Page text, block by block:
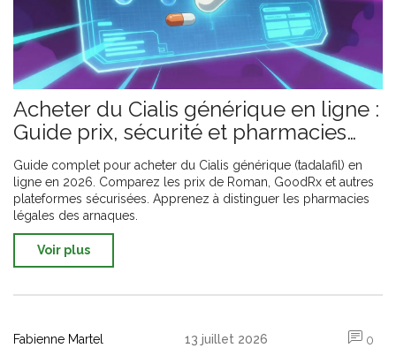
Acheter du Cialis générique en ligne :
Guide prix, sécurité et pharmacies
fiables en 2026
Guide complet pour acheter du Cialis générique (tadalafil) en
ligne en 2026. Comparez les prix de Roman, GoodRx et autres
plateformes sécurisées. Apprenez à distinguer les pharmacies
légales des arnaques.
Voir plus
Fabienne Martel 13 juillet 2026 0